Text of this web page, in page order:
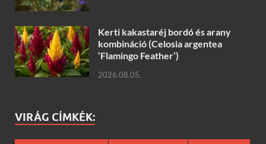
Kerti kakastaréj bordó és arany
kombináció (Celosia argentea
‘Flamingo Feather’)
2026.08.05.
VIRÁG CÍMKÉK: